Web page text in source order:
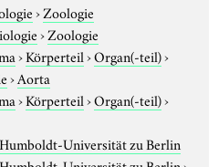
›Zoologie
›Zoologie
›Körperteil›Organ(-teil)›
›Aorta
›Körperteil›Organ(-teil)›
Humboldt-Universität zu Berlin